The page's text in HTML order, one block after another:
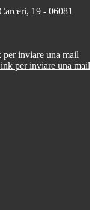
19 - 06081
inviare una mail
per inviare una mail